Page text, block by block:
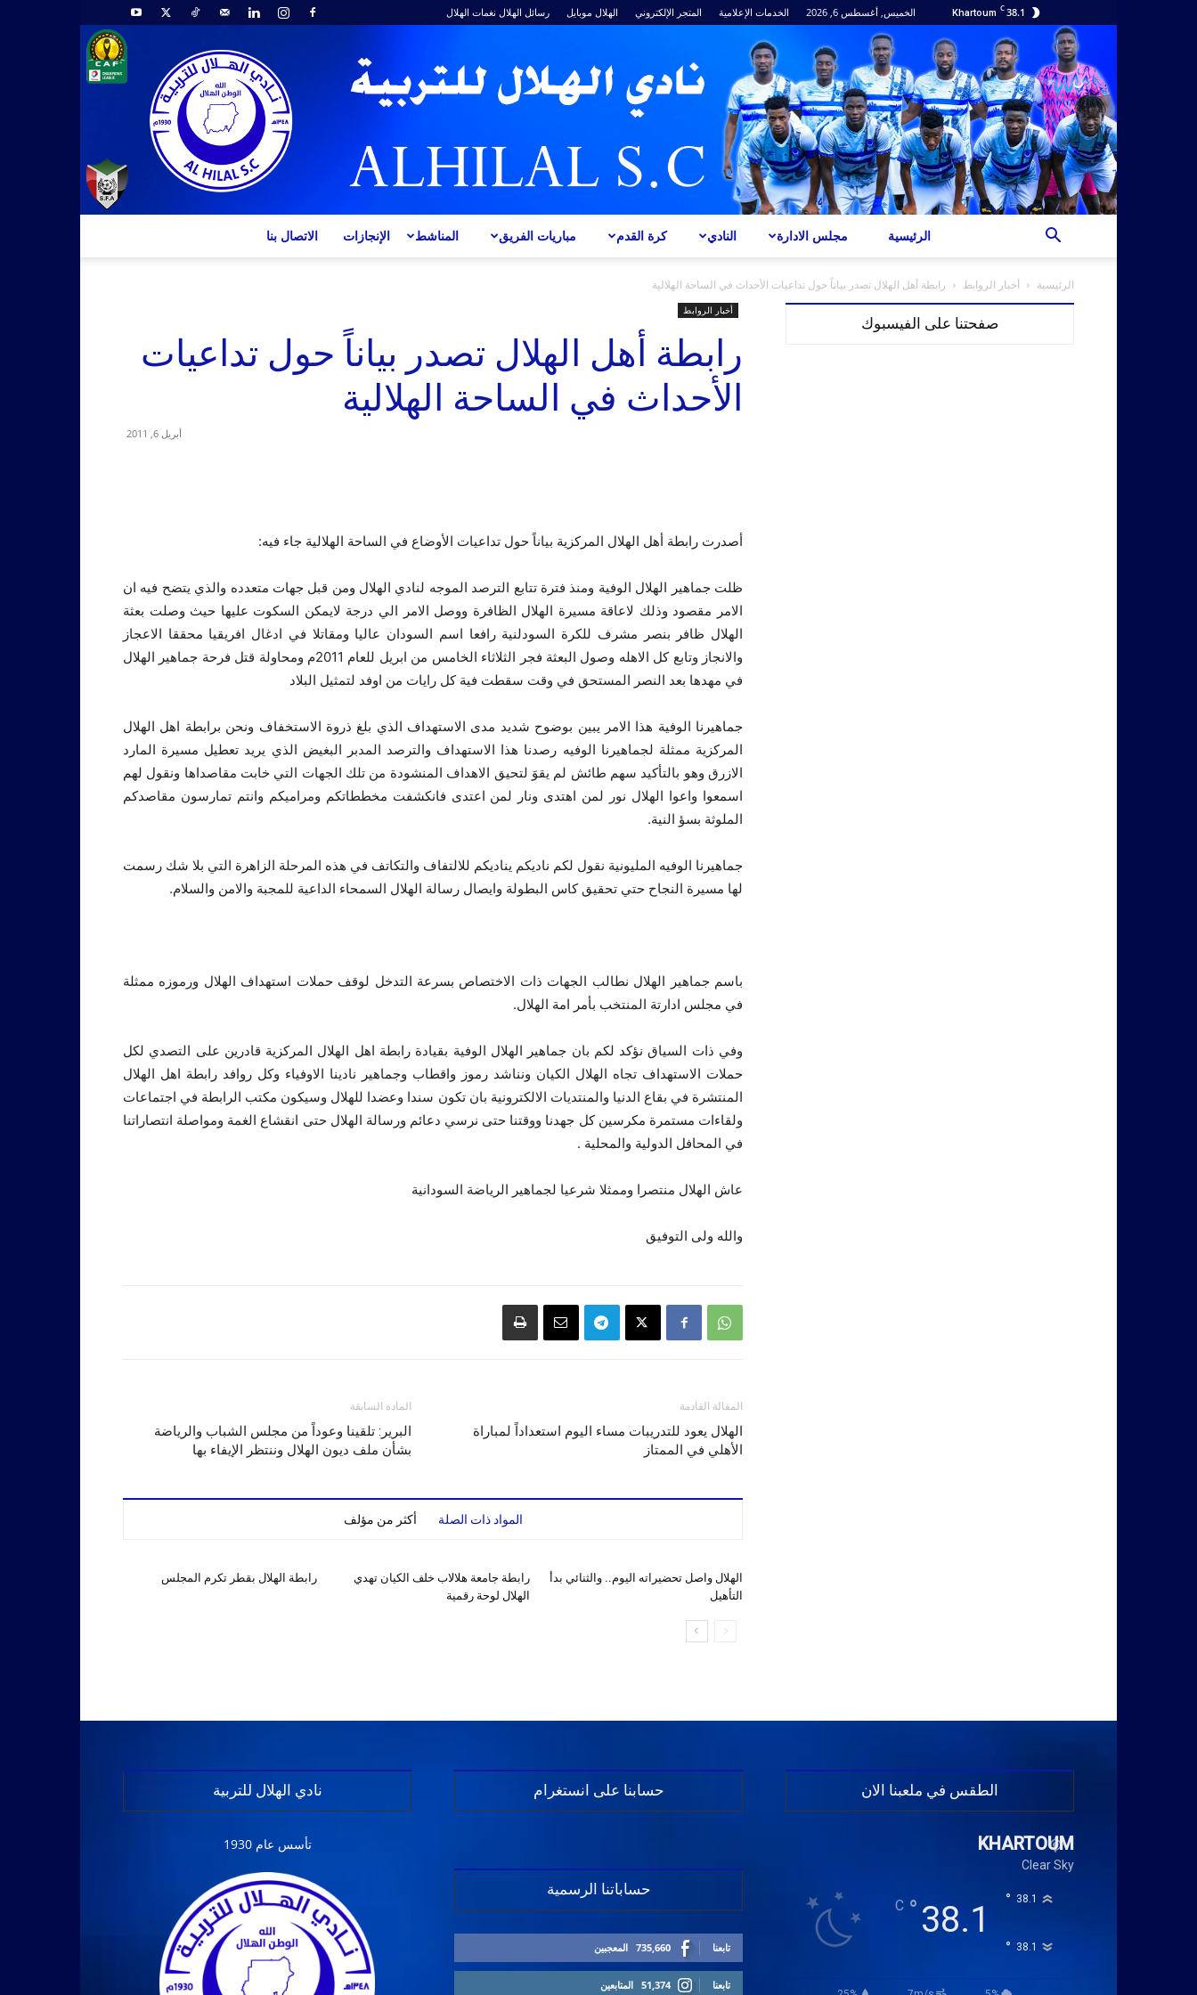
38.1
C
Khartoum الخميس, أغسطس 6, 2026 الخدمات الإعلامية المتجر الإلكتروني الهلال موبايل رسائل الهلال نغمات الهلال
الاتصال بنا الإنجازات المناشط مباريات الفريق كرة القدم النادي مجلس الادارة الرئيسية
الرئيسية أخبار الروابط رابطة أهل الهلال تصدر بياناً حول تداعيات الأحداث في الساحة الهلالية
أخبار الروابط
رابطة أهل الهلال تصدر بياناً حول تداعيات
الأحداث في الساحة الهلالية
أبريل 6, 2011
أصدرت رابطة أهل الهلال المركزية بياناً حول تداعيات الأوضاع في الساحة الهلالية جاء فيه:
ظلت جماهير الهلال الوفية ومنذ فترة تتابع الترصد الموجه لنادي الهلال ومن قبل جهات متعدده والذي يتضح فيه ان
الامر مقصود وذلك لاعاقة مسيرة الهلال الظافرة ووصل الامر الي درجة لايمكن السكوت عليها حيث وصلت بعثة
الهلال ظافر بنصر مشرف للكرة السودلنية رافعا اسم السودان عاليا ومقاتلا في ادغال افريقيا محققا الاعجاز
والانجاز وتابع كل الاهله وصول البعثة فجر الثلاثاء الخامس من ابريل للعام 2011م ومحاولة قتل فرحة جماهير الهلال
في مهدها بعد النصر المستحق في وقت سقطت فية كل رايات من اوفد لتمثيل البلاد
جماهيرنا الوفية هذا الامر يبين بوضوح شديد مدى الاستهداف الذي بلغ ذروة الاستخفاف ونحن برابطة اهل الهلال
المركزية ممثلة لجماهيرنا الوفيه رصدنا هذا الاستهداف والترصد المدبر البغيض الذي يريد تعطيل مسيرة المارد
الازرق وهو بالتأكيد سهم طائش لم يقوَ لتحيق الاهداف المنشودة من تلك الجهات التي خابت مقاصداها ونقول لهم
اسمعوا واعوا الهلال نور لمن اهتدى ونار لمن اعتدى فانكشفت مخططاتكم ومراميكم وانتم تمارسون مقاصدكم
الملوثة بسؤ النية.
جماهيرنا الوفيه المليونية نقول لكم ناديكم يناديكم للالتفاف والتكاتف في هذه المرحلة الزاهرة التي بلا شك رسمت
لها مسيرة النجاح حتي تحقيق كاس البطولة وايصال رسالة الهلال السمحاء الداعية للمجبة والامن والسلام.
باسم جماهير الهلال نطالب الجهات ذات الاختصاص بسرعة التدخل لوقف حملات استهداف الهلال ورموزه ممثلة
في مجلس ادارتة المنتخب بأمر امة الهلال.
وفي ذات السياق نؤكد لكم بان جماهير الهلال الوفية بقيادة رابطة اهل الهلال المركزية قادرين على التصدي لكل
حملات الاستهداف تجاه الهلال الكيان ونناشد رموز واقطاب وجماهير نادينا الاوفياء وكل روافد رابطة اهل الهلال
المنتشرة في بقاع الدنيا والمنتديات الالكترونية بان تكون سندا وعضدا للهلال وسيكون مكتب الرابطة في اجتماعات
ولقاءات مستمرة مكرسين كل جهدنا ووقتنا حتى نرسي دعائم ورسالة الهلال حتى انقشاع الغمة ومواصلة انتصاراتنا
في المحافل الدولية والمحلية .
عاش الهلال منتصرا وممثلا شرعيا لجماهير الرياضة السودانية
والله ولى التوفيق
المادة السابقة
البرير: تلقينا وعوداً من مجلس الشباب والرياضة
بشأن ملف ديون الهلال وننتظر الإيفاء بها
المقالة القادمة
الهلال يعود للتدريبات مساء اليوم استعداداً لمباراة
الأهلي في الممتاز
المواد ذات الصلة أكثر من مؤلف
رابطة الهلال بقطر تكرم المجلس
رابطة جامعة هلالاب خلف الكيان تهدي
الهلال لوحة رقمية
الهلال واصل تحضيراته اليوم.. والثنائي بدأ
التأهيل
صفحتنا على الفيسبوك
نادي الهلال للتربية
تأسس عام 1930
حسابنا على انستغرام
حساباتنا الرسمية
735,660 المعجبين تابعنا
51,374 المتابعين تابعنا
الطقس في ملعبنا الان
KHARTOUM
Clear Sky
38.1
°
C 38.1
°
38.1
°